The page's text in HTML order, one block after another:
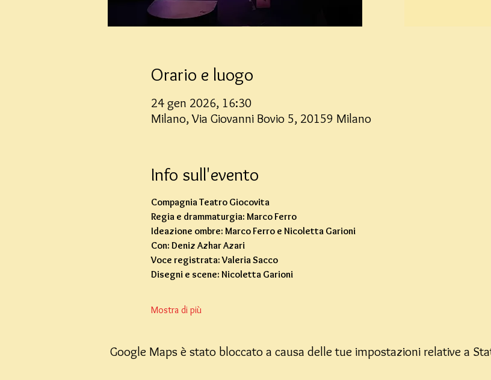
Orario e luogo
24 gen 2026, 16:30
Milano, Via Giovanni Bovio 5, 20159 Milano
Info sull'evento
Compagnia Teatro Giocovita
Regia e drammaturgia: Marco Ferro
Ideazione ombre: Marco Ferro e Nicoletta Garioni
Con: Deniz Azhar Azari
Voce registrata: Valeria Sacco
Disegni e scene: Nicoletta Garioni
Mostra di più
Google Maps è stato bloccato a causa delle tue impostazioni relative a